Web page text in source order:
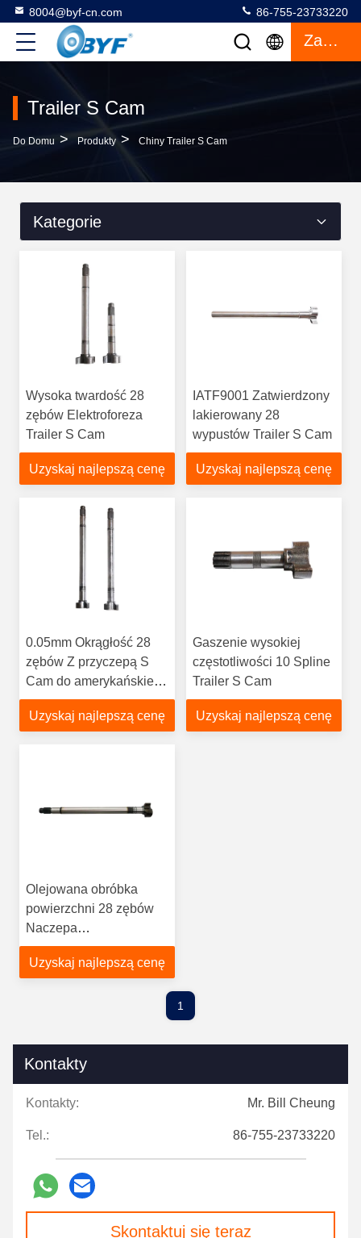
8004@byf-cn.com 86-755-23733220
Zacytować
Trailer S Cam
Do Domu > Produkty > Chiny Trailer S Cam
Kategorie
Wysoka twardość 28
zębów Elektroforeza
Trailer S Cam
Uzyskaj najlepszą cenę
IATF9001 Zatwierdzony
lakierowany 28
wypustów Trailer S Cam
Uzyskaj najlepszą cenę
0.05mm Okrągłość 28
zębów Z przyczepą S
Cam do amerykańskiej
ciężarówki
Uzyskaj najlepszą cenę
Gaszenie wysokiej
częstotliwości 10 Spline
Trailer S Cam
Uzyskaj najlepszą cenę
Olejowana obróbka
powierzchni 28 zębów
Naczepa
niskopodwoziowa S
Cam
Uzyskaj najlepszą cenę
1
Kontakty
Kontakty: Mr. Bill Cheung
Tel.: 86-755-23733220
Skontaktuj się teraz